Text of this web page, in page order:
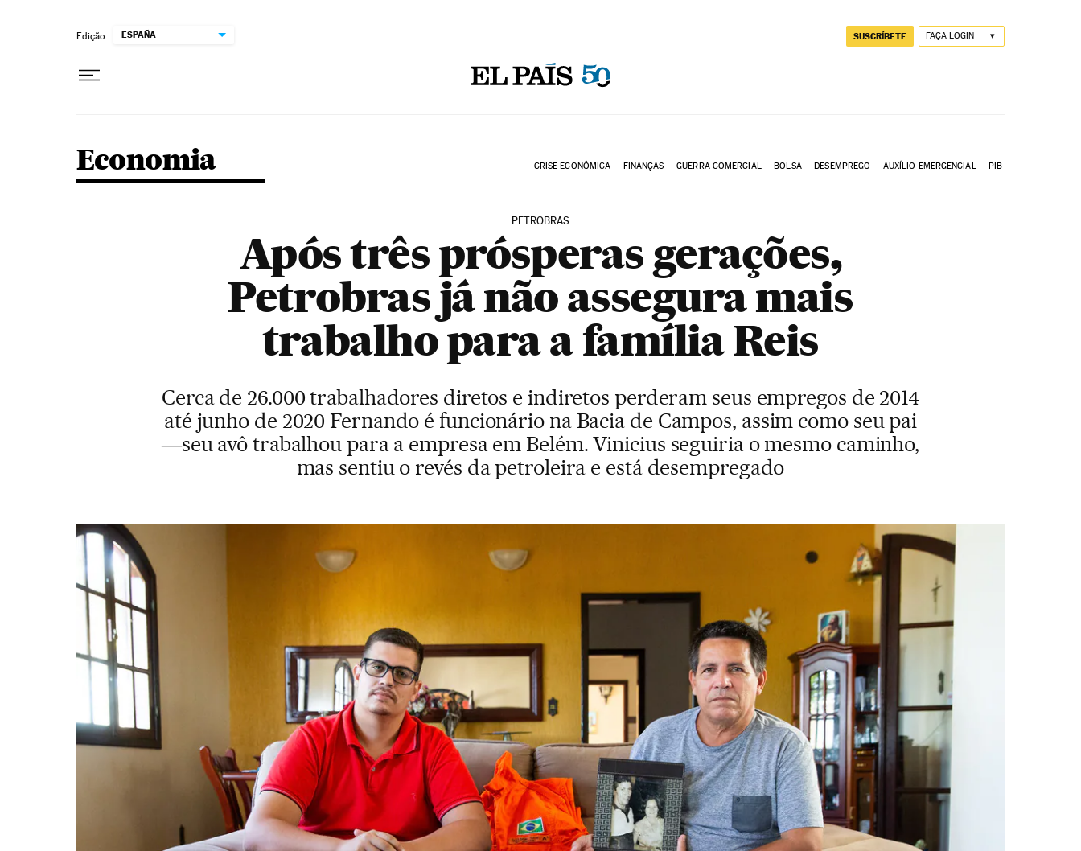
Edição: ESPAÑA SUSCRÍBETE FAÇA LOGIN
Economia CRISE ECONÔMICA FINANÇAS GUERRA COMERCIAL BOLSA DESEMPREGO AUXÍLIO EMERGENCIAL PIB
PETROBRAS
Após três prósperas gerações,
Petrobras já não assegura mais
trabalho para a família Reis
Cerca de 26.000 trabalhadores diretos e indiretos perderam seus empregos de 2014
até junho de 2020 Fernando é funcionário na Bacia de Campos, assim como seu pai
―seu avô trabalhou para a empresa em Belém. Vinicius seguiria o mesmo caminho,
mas sentiu o revés da petroleira e está desempregado